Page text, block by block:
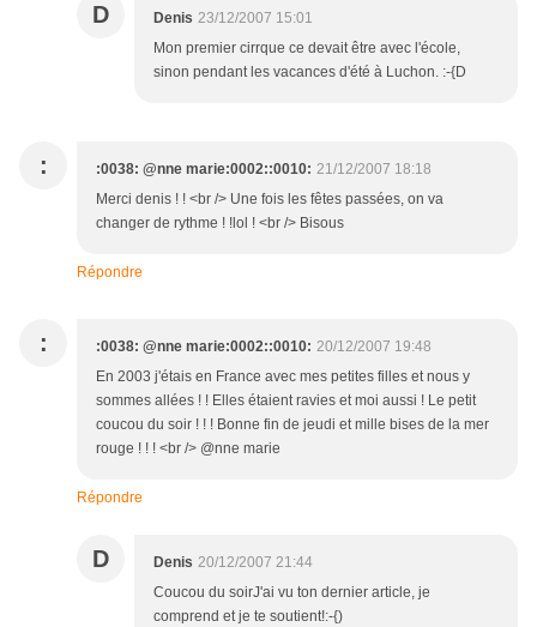
D Denis 23/12/2007 15:01
Mon premier cirrque ce devait être avec l'école,
sinon pendant les vacances d'été à Luchon. :-{D
: :0038: @nne marie:0002::0010: 21/12/2007 18:18
Merci denis ! ! <br /> Une fois les fêtes passées, on va
changer de rythme ! !lol ! <br /> Bisous
Répondre
: :0038: @nne marie:0002::0010: 20/12/2007 19:48
En 2003 j'étais en France avec mes petites filles et nous y
sommes allées ! ! Elles étaient ravies et moi aussi ! Le petit
coucou du soir ! ! ! Bonne fin de jeudi et mille bises de la mer
rouge ! ! ! <br /> @nne marie
Répondre
D Denis 20/12/2007 21:44
Coucou du soirJ'ai vu ton dernier article, je
comprend et je te soutient!:-{)